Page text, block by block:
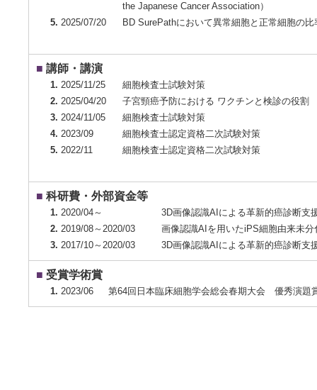
the Japanese Cancer Association）
5. 2025/07/20 BD SurePathにおいて異常細胞と正常細胞の
■ 講師・講演
1. 2025/11/25
細胞検査士試験対策
2. 2025/04/20
子宮頸癌予防における ワクチンと検診の役割
3. 2024/11/05
細胞検査士試験対策
4. 2023/09
細胞検査士認定資格二次試験対策
5. 2022/11 細胞検査士認定資格二次試験対策
■ 科研費・外部資金等
1. 2020/04～
3D画像認識AIによる革新的癌診断
2. 2019/08～2020/03
画像認識AIを用いたiPS細胞由来未
3. 2017/10～2020/03 3D画像認識AIによる革新的癌診断
■ 受賞学術賞
1. 2023/06 第64回日本臨床細胞学会総会春期大会 優秀演題